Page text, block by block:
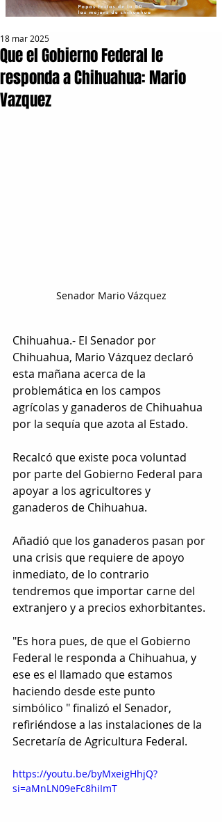
Que el Gobierno Federal le
responda a Chihuahua: Mario
Vazquez
18 mar 2025
Senador Mario Vázquez
Chihuahua.- El Senador por
Chihuahua, Mario Vázquez declaró
esta mañana acerca de la
problemática en los campos
agrícolas y ganaderos de Chihuahua
por la sequía que azota al Estado.
Recalcó que existe poca voluntad
por parte del Gobierno Federal para
apoyar a los agricultores y
ganaderos de Chihuahua.
Añadió que los ganaderos pasan por
una crisis que requiere de apoyo
inmediato, de lo contrario
tendremos que importar carne del
extranjero y a precios exhorbitantes.
"Es hora pues, de que el Gobierno
Federal le responda a Chihuahua, y
ese es el llamado que estamos
haciendo desde este punto
simbólico " finalizó el Senador,
refiriéndose a las instalaciones de la
Secretaría de Agricultura Federal.
https://youtu.be/byMxeigHhjQ?
si=aMnLN09eFc8hiImT